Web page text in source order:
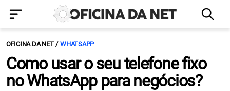
OFICINA DA NET WHATSAPP
Como usar o seu telefone fixo
no WhatsApp para negócios?